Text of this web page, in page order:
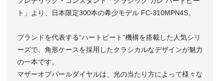
ト」より、日本限定300本の希少モデル FC-310MPN4S。
ブランドを代表する“ハートビート”機構を搭載した人気シリ
ーズで、角形ケースを採用したクラシカルなデザインが魅力
の一本です。
マザーオブパールダイヤルは、光の当たり方によって様々な